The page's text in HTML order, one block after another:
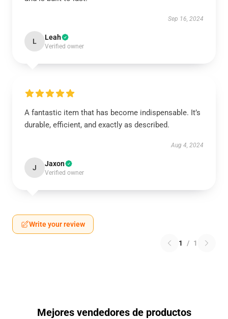
Sep 16, 2024
L Leah
Verified owner
A fantastic item that has become indispensable. It’s
durable, efficient, and exactly as described.
Aug 4, 2024
J Jaxon
Verified owner
Write your review
1 / 1
Mejores vendedores de productos